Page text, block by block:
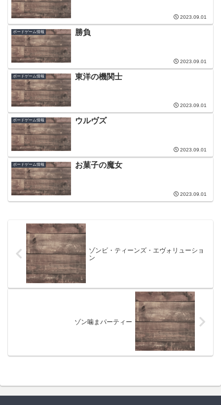
2023.09.01
ボードゲーム情報 勝負
2023.09.01
ボードゲーム情報 東洋の機関士
2023.09.01
ボードゲーム情報 ウルヴズ
2023.09.01
ボードゲーム情報 お菓子の魔女
2023.09.01
ゾンビ・ティーンズ・エヴォリューショ
ン
ゾン噛まパーティー